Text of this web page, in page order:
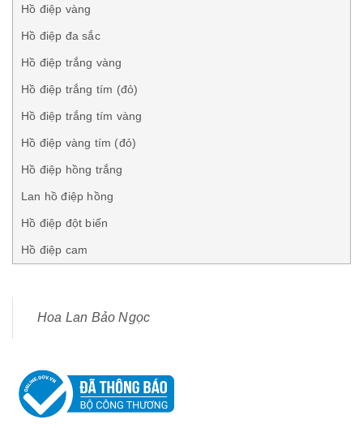
Hồ điệp vàng
Hồ điệp đa sắc
Hồ điệp trắng vàng
Hồ điệp trắng tím (đỏ)
Hồ điệp trắng tím vàng
Hồ điệp vàng tím (đỏ)
Hồ điệp hồng trắng
Lan hồ điệp hồng
Hồ điệp đột biến
Hồ điệp cam
Hoa Lan Bảo Ngọc